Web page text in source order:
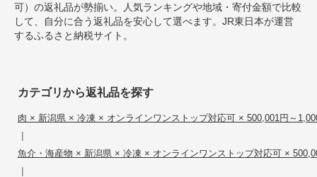
可）の返礼品が勢揃い。人気ランキングや地域・寄付金額で比較
して、自分に合う返礼品を安心して選べます。JR東日本が運営
するふるさと納税サイト。
カテゴリから返礼品を探す
肉 × 新潟県 × 冷凍 × オンラインワンストップ対応可 × 500,001円～
|
魚介・海産物 × 新潟県 × 冷凍 × オンラインワンストップ対応可 ×
|